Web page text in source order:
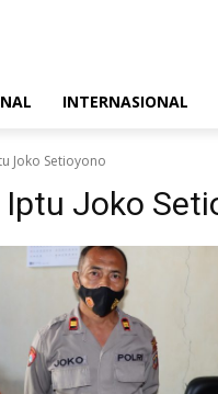
INTERNASIONAL
Joko Setioyono
Iptu Joko